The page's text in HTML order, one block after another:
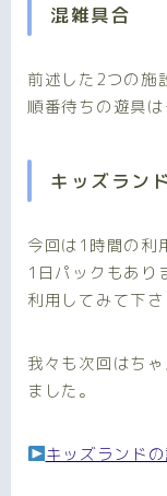
混雑具合
前述した2つの施
順番待ちの遊具
キッズラン
今回は1時間の利
1日パックもあり
利用してみて下さ
我々も次回はち
ました。
キッズランド